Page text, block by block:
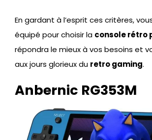
En gardant à l’esprit ces critères,
équipé pour choisir la console rétro
répondra le mieux à vos besoins et
aux jours glorieux du retro gaming.
Anbernic RG353M